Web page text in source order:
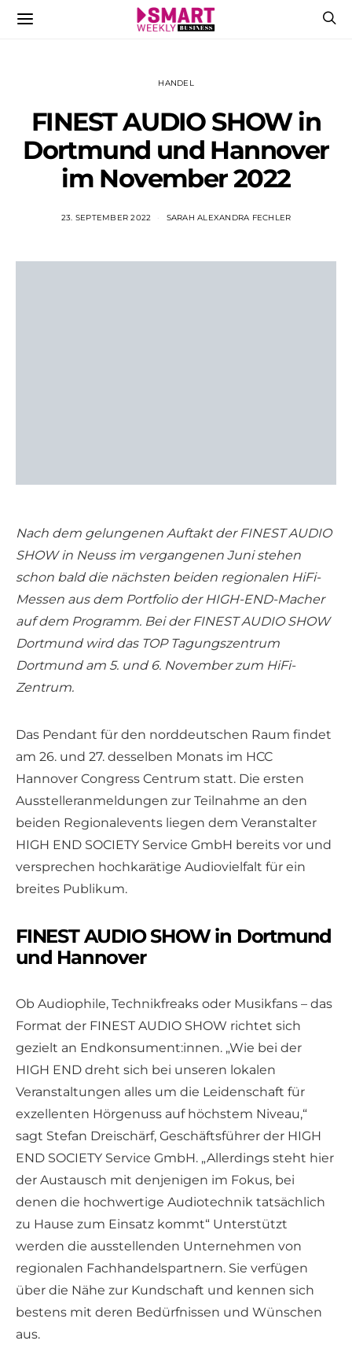
HANDEL
FINEST AUDIO SHOW in
Dortmund und Hannover
im November 2022
23. SEPTEMBER 2022 SARAH ALEXANDRA FECHLER
Nach dem gelungenen Auftakt der FINEST AUDIO
SHOW in Neuss im vergangenen Juni stehen
schon bald die nächsten beiden regionalen HiFi-
Messen aus dem Portfolio der HIGH-END-Macher
auf dem Programm. Bei der FINEST AUDIO SHOW
Dortmund wird das TOP Tagungszentrum
Dortmund am 5. und 6. November zum HiFi-
Zentrum.
Das Pendant für den norddeutschen Raum findet
am 26. und 27. desselben Monats im HCC
Hannover Congress Centrum statt. Die ersten
Ausstelleranmeldungen zur Teilnahme an den
beiden Regionalevents liegen dem Veranstalter
HIGH END SOCIETY Service GmbH bereits vor und
versprechen hochkarätige Audiovielfalt für ein
breites Publikum.
FINEST AUDIO SHOW in Dortmund
und Hannover
Ob Audiophile, Technikfreaks oder Musikfans – das
Format der FINEST AUDIO SHOW richtet sich
gezielt an Endkonsument:innen. „Wie bei der
HIGH END dreht sich bei unseren lokalen
Veranstaltungen alles um die Leidenschaft für
exzellenten Hörgenuss auf höchstem Niveau,“
sagt Stefan Dreischärf, Geschäftsführer der HIGH
END SOCIETY Service GmbH. „Allerdings steht hier
der Austausch mit denjenigen im Fokus, bei
denen die hochwertige Audiotechnik tatsächlich
zu Hause zum Einsatz kommt“ Unterstützt
werden die ausstellenden Unternehmen von
regionalen Fachhandelspartnern. Sie verfügen
über die Nähe zur Kundschaft und kennen sich
bestens mit deren Bedürfnissen und Wünschen
aus.